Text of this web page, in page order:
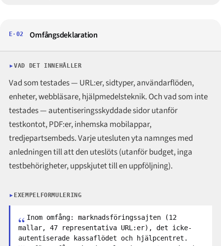
E·02 Omfångsdeklaration
VAD DET INNEHÅLLER
Vad som testades — URL:er, sidtyper, användarflöden,
enheter, webbläsare, hjälpmedelsteknik. Och vad som inte
testades — autentiseringsskyddade sidor utanför
testkontot, PDF:er, inhemska mobilappar,
tredjepartsembeds. Varje utesluten yta namnges med
anledningen till att den uteslöts (utanför budget, inga
testbehörigheter, uppskjutet till en uppföljning).
EXEMPELFORMULERING
Inom omfång: marknadsföringssajten (12
mallar, 47 representativa URL:er), det icke-
autentiserade kassaflödet och hjälpcentret.